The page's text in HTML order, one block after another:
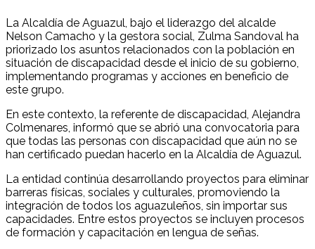
La Alcaldía de Aguazul, bajo el liderazgo del alcalde
Nelson Camacho y la gestora social, Zulma Sandoval ha
priorizado los asuntos relacionados con la población en
situación de discapacidad desde el inicio de su gobierno,
implementando programas y acciones en beneficio de
este grupo.
En este contexto, la referente de discapacidad, Alejandra
Colmenares, informó que se abrió una convocatoria para
que todas las personas con discapacidad que aún no se
han certificado puedan hacerlo en la Alcaldía de Aguazul.
La entidad continúa desarrollando proyectos para eliminar
barreras físicas, sociales y culturales, promoviendo la
integración de todos los aguazuleños, sin importar sus
capacidades. Entre estos proyectos se incluyen procesos
de formación y capacitación en lengua de señas.